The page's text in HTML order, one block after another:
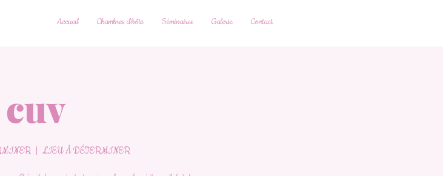
Accueil Chambres d'hôte Séminaires Galerie Contact
cuv
LIEU À DÉTERMINER